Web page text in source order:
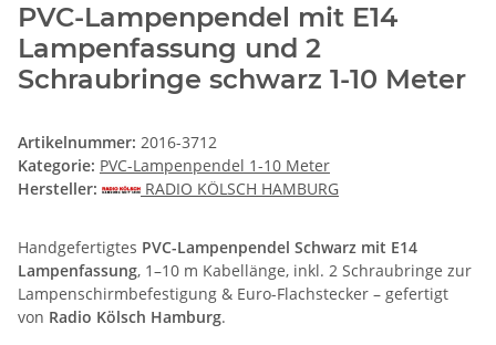
PVC-Lampenpendel mit E14
Lampenfassung und 2
Schraubringe schwarz 1-10 Meter
Artikelnummer: 2016-3712
Kategorie: PVC-Lampenpendel 1-10 Meter
Hersteller:
RADIO KÖLSCH HAMBURG
Handgefertigtes PVC-Lampenpendel Schwarz mit E14
Lampenfassung, 1–10 m Kabellänge, inkl. 2 Schraubringe zur
Lampenschirmbefestigung & Euro-Flachstecker – gefertigt
von Radio Kölsch Hamburg.